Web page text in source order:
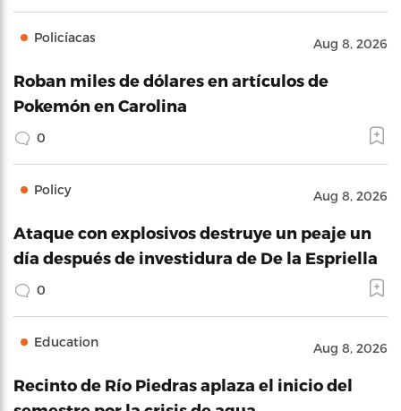
Policíacas Aug 8, 2026
Roban miles de dólares en artículos de
Pokemón en Carolina
0
Policy Aug 8, 2026
Ataque con explosivos destruye un peaje un
día después de investidura de De la Espriella
0
Education Aug 8, 2026
Recinto de Río Piedras aplaza el inicio del